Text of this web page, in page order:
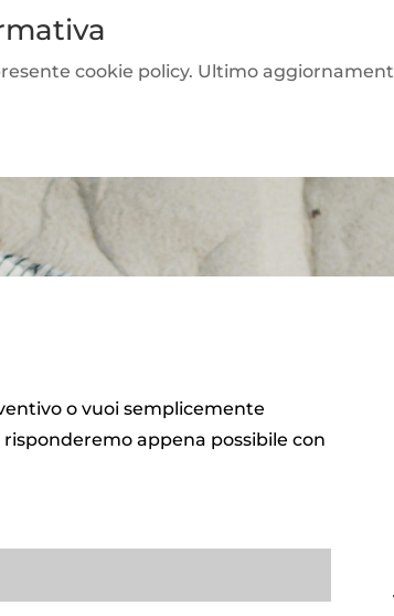
cookie policy. Ultimo
o vuoi semplicemente
appena possibile con